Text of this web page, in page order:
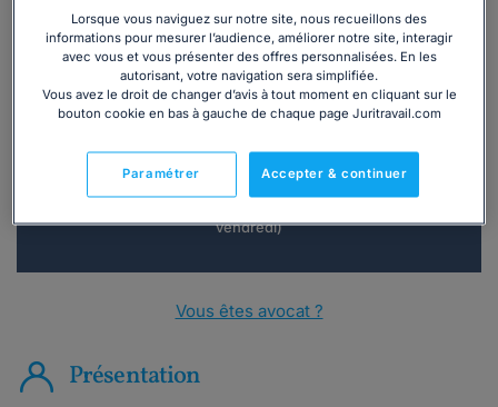
Vous souhaitez une consultation par
téléphone ?
Consulter immédiatement
ou appelez le01 75 75 42 33(8h à 21h du lundi au
vendredi)
Vous êtes avocat ?
Présentation
Lorsque vous naviguez sur notre site, nous recueillons des
informations pour mesurer l’audience, améliorer notre site, interagir
avec vous et vous présenter des offres personnalisées. En les
autorisant, votre navigation sera simplifiée.
Vous avez le droit de changer d’avis à tout moment en cliquant sur le
bouton cookie en bas à gauche de chaque page Juritravail.com
Accepter & continuer
Paramétrer